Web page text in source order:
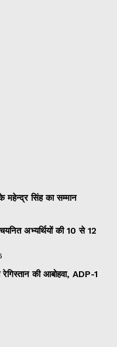
महेन्द्र सिंह का सम्मान
अभ्यर्थियों की 10 से 12
की आबोहवा, ADP-1